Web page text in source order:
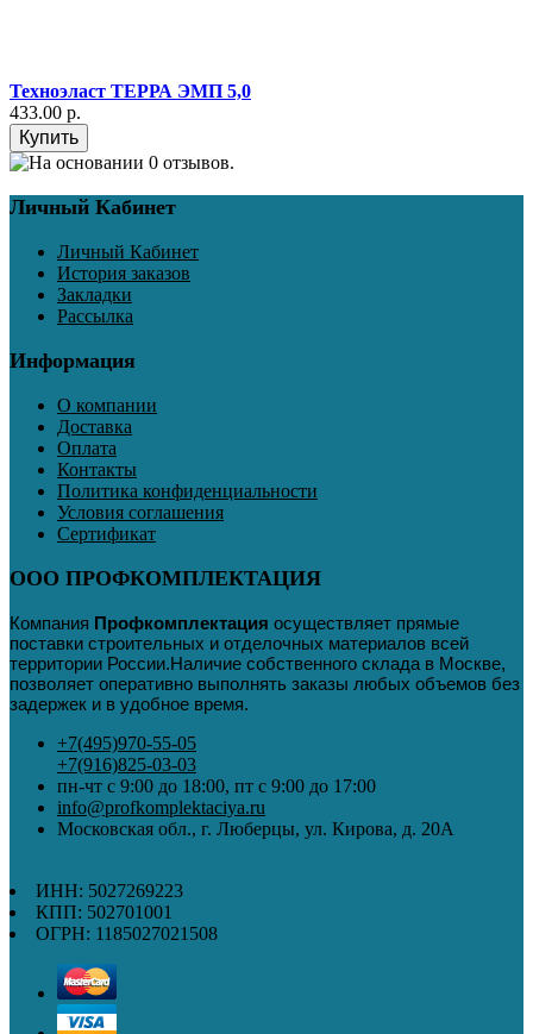
Техноэласт ТЕРРА ЭМП 5,0
433.00 р.
Личный Кабинет
Личный Кабинет
История заказов
Закладки
Рассылка
Информация
О компании
Доставка
Оплата
Контакты
Политика конфиденциальности
Условия соглашения
Сертификат
ООО ПРОФКОМПЛЕКТАЦИЯ
Компания Профкомплектация осуществляет прямые
поставки строительных и отделочных материалов всей
территории России.Наличие собственного склада в Москве,
позволяет оперативно выполнять заказы любых объемов без
задержек и в удобное время.
+7(495)970-55-05
+7(916)825-03-03
пн-чт с 9:00 до 18:00, пт с 9:00 до 17:00
info@profkomplektaciya.ru
Московская обл., г. Люберцы, ул. Кирова, д. 20А
ИНН: 5027269223
КПП: 502701001
ОГРН: 1185027021508